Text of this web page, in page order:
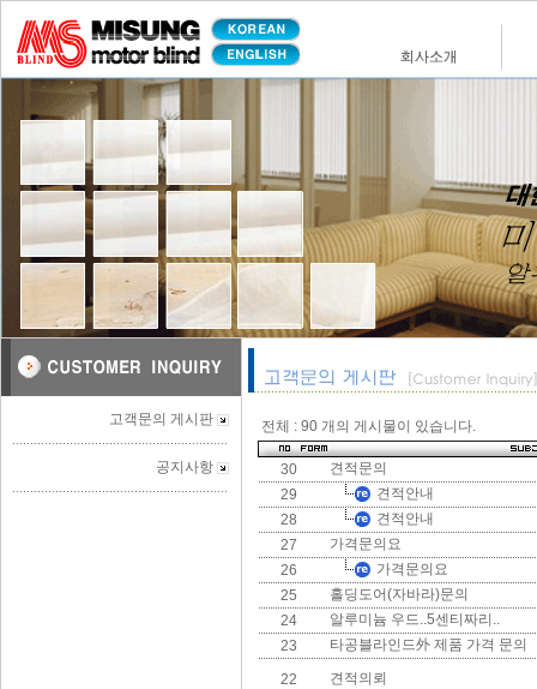
고객문의 게시판
공지사항
전체 : 90 개의 게시물이 있습니다.
30
견적문의
29
견적안내
28
견적안내
27
가격문의요
26
가격문의요
25
홀딩도어(자바라)문의
24
알루미늄 우드..5센티짜리..
23
타공블라인드外 제품 가격 문의
22 견적의뢰